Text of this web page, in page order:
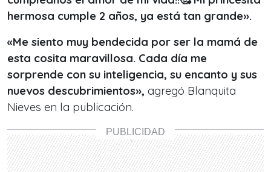
hermosa cumple 2 años, ya está tan grande».
«Me siento muy bendecida por ser la mamá de
esta cosita maravillosa. Cada día me
sorprende con su inteligencia, su encanto y sus
nuevos descubrimientos», agregó Blanquita
Nieves en la publicación.